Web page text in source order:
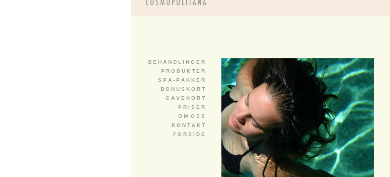
B E H A N D L I N G E R
P R O D U K T E R
S P A - P A K K E R
B O N U S K O R T
G A V E K O R T
P R I S E R
O M O S S
K O N T A K T
F O R S I D E